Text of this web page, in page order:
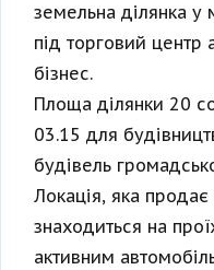
земельна ділянка у
під торговий центр
бізнес.
Площа ділянки 20
03.15 для
будівель
Локація, яка
знаходиться на
активним